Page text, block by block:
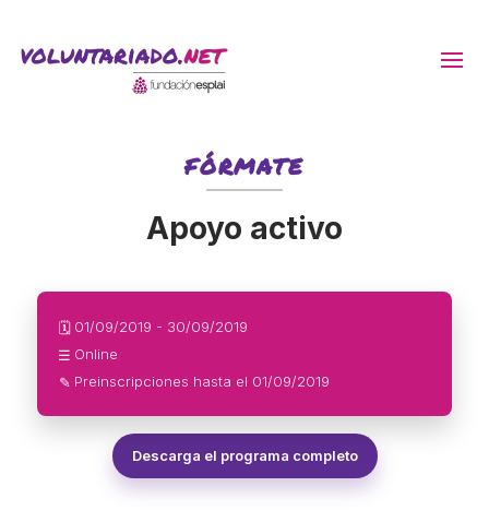
FÓRMATE
Apoyo activo
🗓 01/09/2019 - 30/09/2019
☰ Online
✎ Preinscripciones hasta el 01/09/2019
Descarga el programa completo
MÓN ESCOLAR
CASES DE COLÒNIES